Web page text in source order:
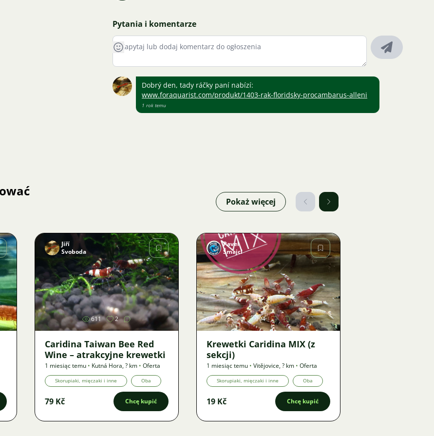
Pytania i komentarze
Dobrý den, tady ráčky paní nabízí:
www.foraquarist.com/produkt/1403-rak-floridsky-procambarus-alleni
1 rok temu
Pokaż więcej
Zdjęcie
Jiří
Svoboda
611 2
Caridina Taiwan Bee Red
Wine – atrakcyjne krewetki
1 miesiąc temu • Kutná Hora,? km • Oferta
Skorupiaki, mięczaki i inne Oba
79 Kč Chcę kupić
Zdjęcie
Pavel
Šmajcl
994
Krewetki Caridina MIX (z
sekcji)
1 miesiąc temu • Vitějovice,? km • Oferta
Skorupiaki, mięczaki i inne Oba
19 Kč Chcę kupić